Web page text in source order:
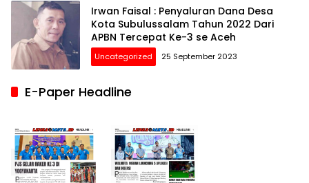
Irwan Faisal : Penyaluran Dana Desa
Kota Subulussalam Tahun 2022 Dari
APBN Tercepat Ke-3 se Aceh
Uncategorized 25 September 2023
E-Paper Headline